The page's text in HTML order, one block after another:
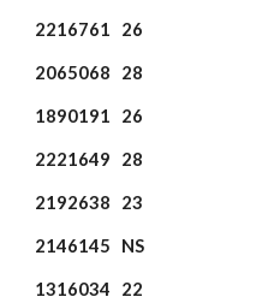
2216761 26
2065068 28
1890191 26
2221649 28
2192638 23
2146145 NS
1316034 22